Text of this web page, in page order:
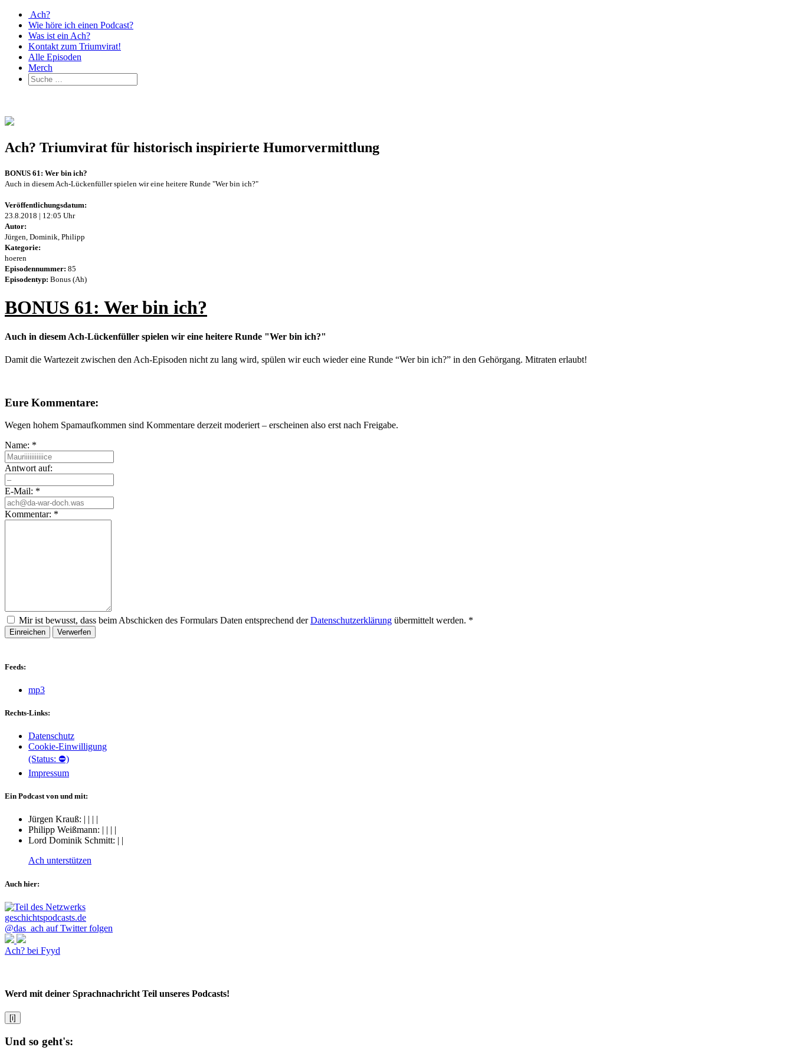
Ach?
Wie höre ich einen Podcast?
Was ist ein Ach?
Kontakt zum Triumvirat!
Alle Episoden
Merch
Ach? Triumvirat für historisch inspirierte Humorvermittlung
BONUS 61: Wer bin ich?
Auch in diesem Ach-Lückenfüller spielen wir eine heitere Runde "Wer bin ich?"
Veröffentlichungsdatum:
23.8.2018 | 12:05 Uhr
Autor:
Jürgen, Dominik, Philipp
Kategorie:
hoeren
Episodennummer: 85
Episodentyp: Bonus (Ah)
BONUS 61: Wer bin ich?
Auch in diesem Ach-Lückenfüller spielen wir eine heitere Runde "Wer bin ich?"
Damit die Wartezeit zwischen den Ach-Episoden nicht zu lang wird, spülen wir euch wieder eine Runde “Wer bin ich?” in den Gehörgang. Mitraten erlaubt!
Eure Kommentare:
Wegen hohem Spamaufkommen sind Kommentare derzeit moderiert – erscheinen also erst nach Freigabe.
Name: *
Antwort auf:
E-Mail: *
Kommentar: *
Mir ist bewusst, dass beim Abschicken des Formulars Daten entsprechend derDatenschutzerklärung übermittelt werden. *
Einreichen Verwerfen
Feeds:
mp3
Rechts-Links:
Datenschutz
Cookie-Einwilligung
(Status: ⛔)
Impressum
Ein Podcast von und mit:
Jürgen Krauß: | | | |
Philipp Weißmann: | | | |
Lord Dominik Schmitt: | |
Ach unterstützen
Auch hier:
@das_ach auf Twitter folgen
Ach? bei Fyyd
Werd mit deiner Sprachnachricht Teil unseres Podcasts!
[i]
Und so geht's: